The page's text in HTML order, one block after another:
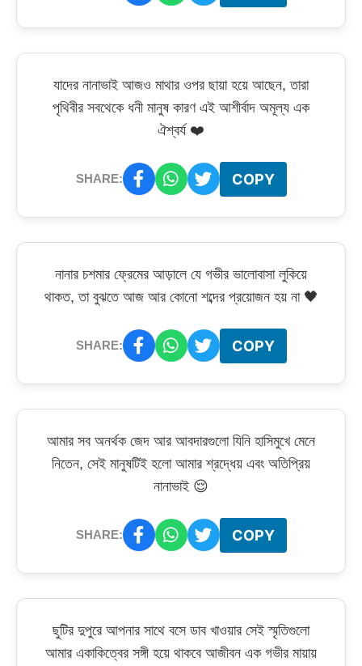
যাদের নানাভাই আজও মাথার ওপর ছায়া হয়ে আছেন, তারা
পৃথিবীর সবথেকে ধনী মানুষ কারণ এই আশীর্বাদ অমূল্য এক
ঐশ্বর্য ❤️
SHARE: COPY
নানার চশমার ফ্রেমের আড়ালে যে গভীর ভালোবাসা লুকিয়ে
থাকত, তা বুঝতে আজ আর কোনো শব্দের প্রয়োজন হয় না 🖤
SHARE: COPY
আমার সব অনর্থক জেদ আর আবদারগুলো যিনি হাসিমুখে মেনে
নিতেন, সেই মানুষটিই হলো আমার শ্রদ্ধেয় এবং অতিপ্রিয়
নানাভাই 😌
SHARE: COPY
ছুটির দুপুরে আপনার সাথে বসে ডাব খাওয়ার সেই স্মৃতিগুলো
আমার একাকিত্বের সঙ্গী হয়ে থাকবে আজীবন এক গভীর মায়ায়